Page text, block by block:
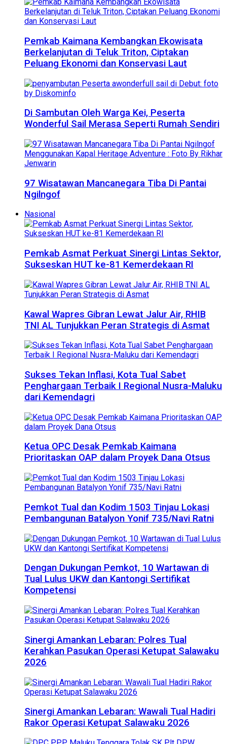
Pemkab Kaimana Kembangkan Ekowisata
Berkelanjutan di Teluk Triton, Ciptakan
Peluang Ekonomi dan Konservasi Laut
Di Sambutan Oleh Warga Kei, Peserta
Wonderful Sail Merasa Seperti Rumah Sendiri
97 Wisatawan Mancanegara Tiba Di Pantai
Ngilngof
Nasional
Pemkab Asmat Perkuat Sinergi Lintas Sektor,
Sukseskan HUT ke-81 Kemerdekaan RI
Kawal Wapres Gibran Lewat Jalur Air, RHIB
TNI AL Tunjukkan Peran Strategis di Asmat
Sukses Tekan Inflasi, Kota Tual Sabet
Penghargaan Terbaik I Regional Nusra-Maluku
dari Kemendagri
Ketua OPC Desak Pemkab Kaimana
Prioritaskan OAP dalam Proyek Dana Otsus
Pemkot Tual dan Kodim 1503 Tinjau Lokasi
Pembangunan Batalyon Yonif 735/Navi Ratni
Dengan Dukungan Pemkot, 10 Wartawan di
Tual Lulus UKW dan Kantongi Sertifikat
Kompetensi
Sinergi Amankan Lebaran: Polres Tual
Kerahkan Pasukan Operasi Ketupat Salawaku
2026
Sinergi Amankan Lebaran: Wawali Tual Hadiri
Rakor Operasi Ketupat Salawaku 2026